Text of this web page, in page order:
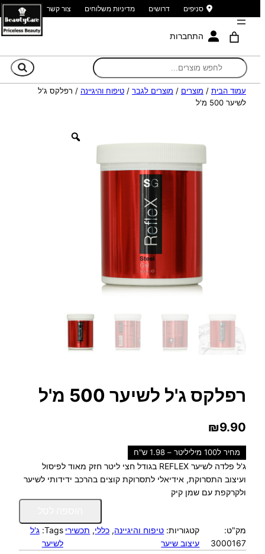
סניפים דרושים מדיניות משלוחים צור קשר
התחברות
עמוד הבית / מוצרים / מוצרים לגבר / טיפוח והיגיינה / רפלקס ג'ל
לשיער 500 מ'ל
רפלקס ג'ל לשיער 500 מ'ל
₪9.90
מחיר ל100 מיליליטר – 1.98 ש"ח
ג'ל פלדה לשיער REFLEX בגודל חצי ליטר חזק מאוד לפיסול
ועיצוב התסרוקת, אידיאלי לתסרוקת קוצים בהרכב ידידותי לשיער
ולקרקפת עם שמן קיק
כ
ו
מק"ט:
3000167
קטגוריות: טיפוח והיגיינה, כללי, תכשירי
עיצוב שיער
Tags: ג'ל
לשיער